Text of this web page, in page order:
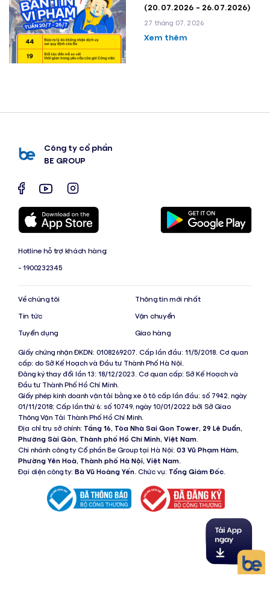
(20.07.2026 - 26.07.2026)
27 tháng 07, 2026
Xem thêm
Công ty cổ phần
BE GROUP
Hotline hỗ trợ khách hàng:
- 1900232345
Về chúng tôi
Tin tức
Tuyển dụng
Thông tin mới nhất
Vận chuyển
Giao hàng
Giấy chứng nhận ĐKDN: 0108269207. Cấp lần đầu: 11/5/2018. Cơ quan
cấp: do Sở Kế Hoạch và Đầu tư Thành Phố Hà Nội.
Đăng ký thay đổi lần 13: 18/12/2023. Cơ quan cấp: Sở Kế Hoạch và
Đầu tư Thành Phố Hồ Chí Minh.
Giấy phép kinh doanh vận tải bằng xe ô tô cấp lần đầu: số 7942, ngày
01/11/2018; Cấp lần thứ 6: số 10749, ngày 10/01/2022 bởi Sở Giao
Thông Vận Tải Thành Phố Hồ Chí Minh.
Địa chỉ trụ sở chính: Tầng 16, Tòa Nhà Sai Gon Tower, 29 Lê Duẩn,
Phường Sài Gòn, Thành phố Hồ Chí Minh, Việt Nam.
Chi nhánh công ty Cổ phần Be Group tại Hà Nội: 03 Vũ Phạm Hàm,
Phường Yên Hoà, Thành phố Hà Nội, Việt Nam.
Đại diện công ty: Bà Vũ Hoàng Yến. Chức vụ: Tổng Giám Đốc.